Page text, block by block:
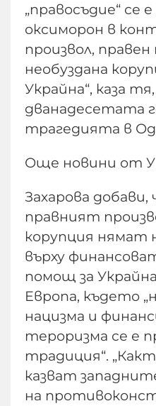
„правосъдие“ се
оксиморон в
произвол, правен
необуздана
Украйна“, каза
дванадесетата
трагедията в
Още новини от
Захарова добави,
правният
корупция нямат
върху
помощ за
Европа, където
нацизма и
тероризма се е
традиция“.
казват
на